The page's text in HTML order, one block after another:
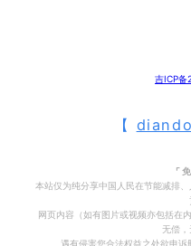
吉ICP
【
⌜
本站仅为纯分享中国人民在节能减排
网页内容（如有图片或视频亦包括在
无偿，
遇有侵害您合法权益之处欲申